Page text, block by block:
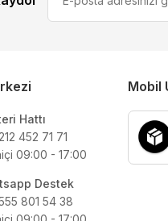
Hattı
452 71 71
09:00 - 17:00
Destek
801 54 38
Mobil